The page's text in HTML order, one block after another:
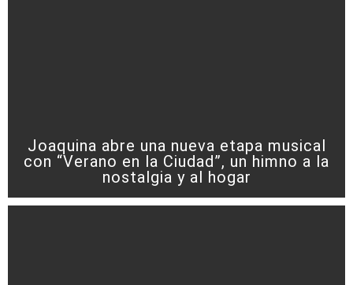
Joaquina abre una nueva etapa musical
con “Verano en la Ciudad”, un himno a la
nostalgia y al hogar